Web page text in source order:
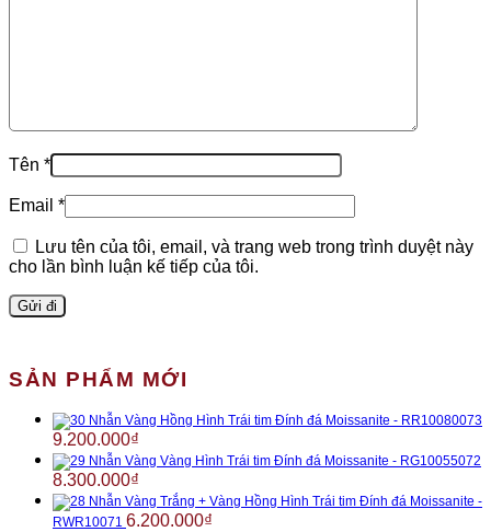
Tên *
Email *
Lưu tên của tôi, email, và trang web trong trình duyệt này
cho lần bình luận kế tiếp của tôi.
SẢN PHẨM MỚI
Nhẫn Vàng Hồng Hình Trái tim Đính đá Moissanite - RR10080073
9.200.000₫
Nhẫn Vàng Vàng Hình Trái tim Đính đá Moissanite - RG10055072
8.300.000₫
Nhẫn Vàng Trắng + Vàng Hồng Hình Trái tim Đính đá Moissanite -
RWR10071 6.200.000₫